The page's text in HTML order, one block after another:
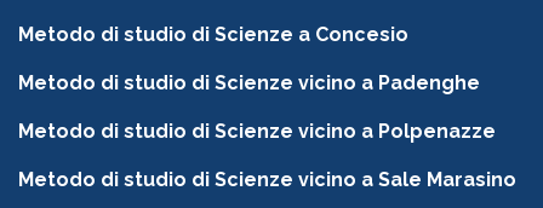
Metodo di studio di Scienze a Concesio
Metodo di studio di Scienze vicino a Padenghe
Metodo di studio di Scienze vicino a Polpenazze
Metodo di studio di Scienze vicino a Sale Marasino